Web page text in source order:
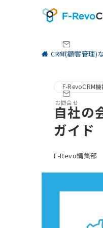
お問合せ
お問合せ
CRM(顧客管理)
F-RevoCRM
自社の
ガイド
F-Revo編集部